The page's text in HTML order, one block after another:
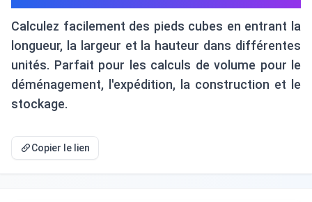
Calculez facilement des pieds cubes en entrant la
longueur, la largeur et la hauteur dans différentes
unités. Parfait pour les calculs de volume pour le
déménagement, l'expédition, la construction et le
stockage.
Copier le lien